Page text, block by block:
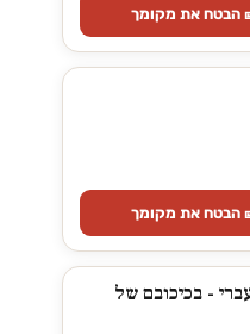
הבטח את מקומך
הבטח את מקומך
- בכיכובם של